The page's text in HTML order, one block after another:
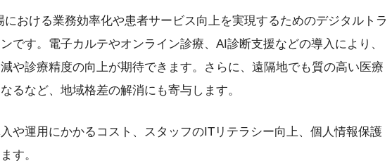
における業務効率化や患者サービス向上を実現するためのデジタルトラ
です。電子カルテやオンライン診療、AI診断支援などの導入により、
や診療精度の向上が期待できます。さらに、遠隔地でも質の高い医療
るなど、地域格差の解消にも寄与します。
や運用にかかるコスト、スタッフのITリテラシー向上、個人情報保護
す。